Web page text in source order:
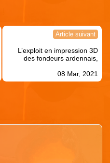
Article suivant
L’exploit en impression 3D
des fondeurs ardennais,
08 Mar, 2021